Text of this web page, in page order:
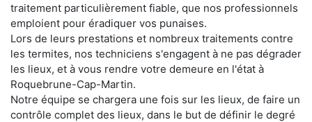
traitement particulièrement fiable, que nos professionnels
emploient pour éradiquer vos punaises.
Lors de leurs prestations et nombreux traitements contre
les termites, nos techniciens s'engagent à ne pas dégrader
les lieux, et à vous rendre votre demeure en l'état à
Roquebrune-Cap-Martin.
Notre équipe se chargera une fois sur les lieux, de faire un
contrôle complet des lieux, dans le but de définir le degré